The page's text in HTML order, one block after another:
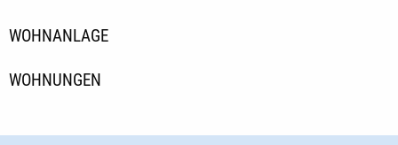
WOHNANLAGE
WOHNUNGEN